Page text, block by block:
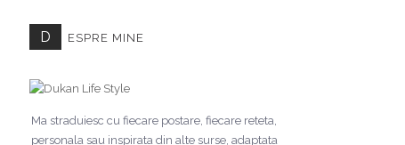
D ESPRE MINE
Ma straduiesc cu fiecare postare, fiecare reteta,
personala sau inspirata din alte surse, adaptata